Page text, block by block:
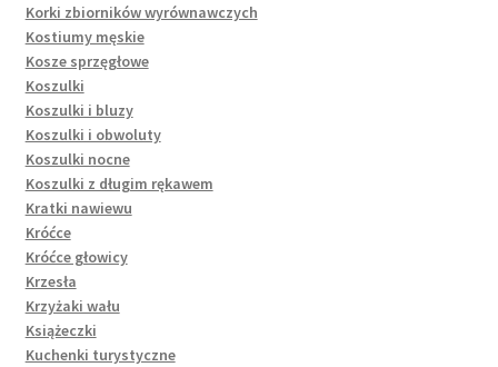
Korki zbiorników wyrównawczych
Kostiumy męskie
Kosze sprzęgłowe
Koszulki
Koszulki i bluzy
Koszulki i obwoluty
Koszulki nocne
Koszulki z długim rękawem
Kratki nawiewu
Króćce
Króćce głowicy
Krzesła
Krzyżaki wału
Książeczki
Kuchenki turystyczne